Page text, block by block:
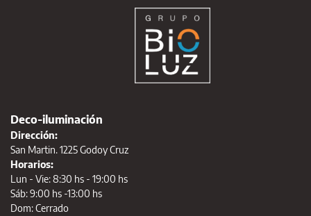
Deco-iluminación
Dirección:
San Martin. 1225 Godoy Cruz
Horarios:
Lun - Vie: 8:30 hs - 19:00 hs
Sáb: 9:00 hs -13:00 hs
Dom: Cerrado